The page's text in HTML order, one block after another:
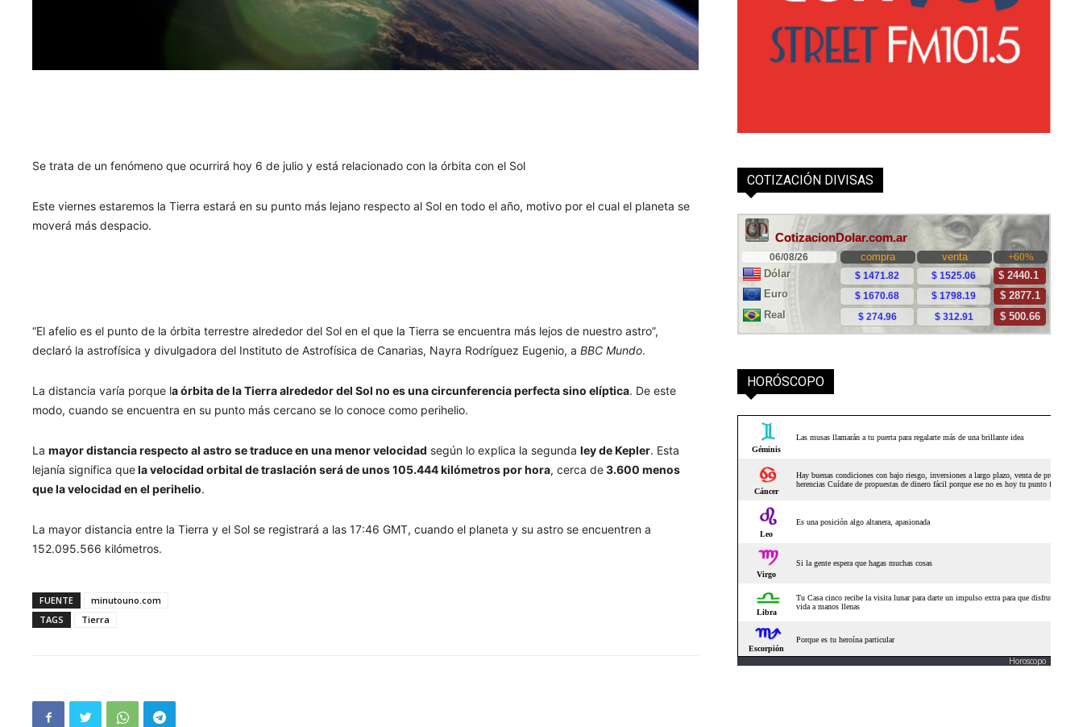
Se trata de un fenómeno que ocurrirá hoy 6 de julio y está relacionado con la órbita con el Sol
Este viernes estaremos la Tierra estará en su punto más lejano respecto al Sol en todo el año, motivo por el cual el planeta se
moverá más despacio.
“El afelio es el punto de la órbita terrestre alrededor del Sol en el que la Tierra se encuentra más lejos de nuestro astro”,
declaró la astrofísica y divulgadora del Instituto de Astrofísica de Canarias, Nayra Rodríguez Eugenio, aBBC Mundo.
La distancia varía porque la órbita de la Tierra alrededor del Sol no es una circunferencia perfecta sino elíptica. De este
modo, cuando se encuentra en su punto más cercano se lo conoce como perihelio.
Lamayor distancia respecto al astro se traduce en una menor velocidad según lo explica la segundaley de Kepler. Esta
lejanía significa quela velocidad orbital de traslación será de unos 105.444 kilómetros por hora, cerca de3.600 menos
que la velocidad en el perihelio.
La mayor distancia entre la Tierra y el Sol se registrará a las 17:46 GMT, cuando el planeta y su astro se encuentren a
152.095.566 kilómetros.
FUENTE
minutouno.com
TAGS
Tierra
COTIZACIÓN DIVISAS
HORÓSCOPO
Horoscopo